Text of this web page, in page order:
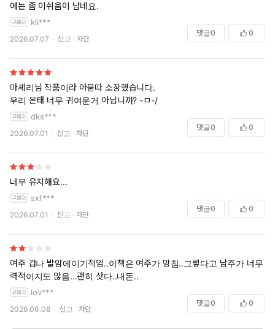
에는 좀 이쉬움이 남네요.
kli***
2026.07.07 신고 차단
댓글0 0
마셰리님 작품이라 아묻따 소장했습니다.
우리 은태 너무 귀여운거 아닙니까? -ㅁ-/
dks***
2026.07.01 신고 차단
댓글0 0
너무 유치해요...
sxf***
2026.07.01 신고 차단
댓글0 0
여주 겁나 발암에이기적임..이책은 여주가 망침..그렇다고 남주가 너무 매
력적이지도 않음...괜히 삿다..내돈..
lov***
2026.06.08 신고 차단
댓글0 0